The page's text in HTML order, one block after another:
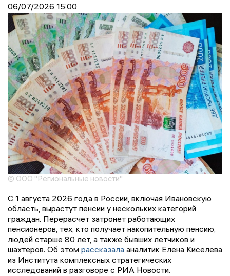
06/07/2026 15:00
© ООО "Региональные новости"
С 1 августа 2026 года в России, включая Ивановскую
область, вырастут пенсии у нескольких категорий
граждан. Перерасчет затронет работающих
пенсионеров, тех, кто получает накопительную пенсию,
людей старше 80 лет, а также бывших летчиков и
шахтеров. Об этом рассказала аналитик Елена Киселева
из Института комплексных стратегических
исследований в разговоре с РИА Новости.